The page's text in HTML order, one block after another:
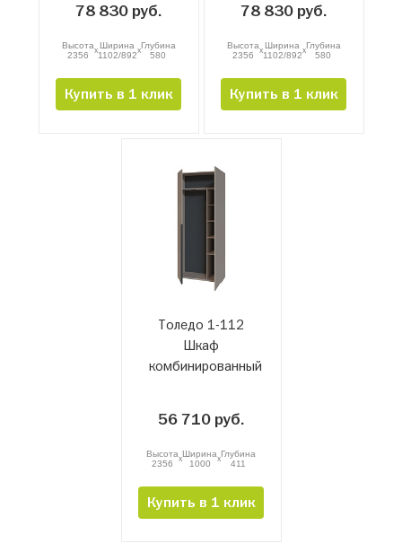
78 830 руб.
Высота
2356 x Ширина
1102/892xГлубина
580
Купить в 1 клик
78 830 руб.
Высота
2356 x Ширина
1102/892xГлубина
580
Купить в 1 клик
Толедо 1-112
Шкаф
комбинированный
56 710 руб.
Высота
2356
xШирина
1000
xГлубина
411
Купить в 1 клик